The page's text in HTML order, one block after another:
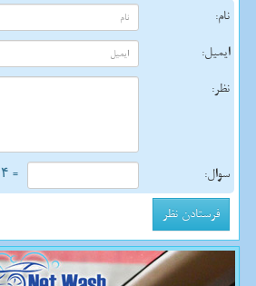
نام:
ایمیل:
نظر:
سوال: = ۴ بعلاوه ۲